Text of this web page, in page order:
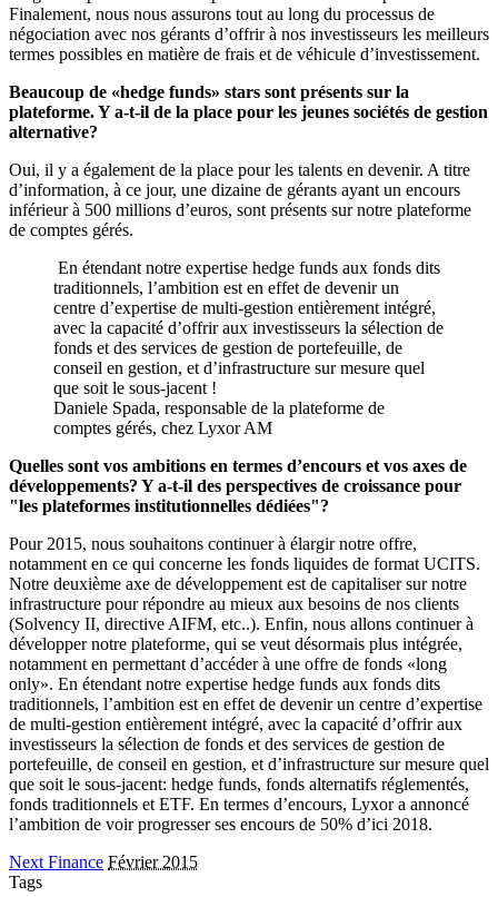
Finalement, nous nous assurons tout au long du processus de
négociation avec nos gérants d’offrir à nos investisseurs les meilleurs
termes possibles en matière de frais et de véhicule d’investissement.
Beaucoup de «hedge funds» stars sont présents sur la
plateforme. Y a-t-il de la place pour les jeunes sociétés de gestion
alternative?
Oui, il y a également de la place pour les talents en devenir. A titre
d’information, à ce jour, une dizaine de gérants ayant un encours
inférieur à 500 millions d’euros, sont présents sur notre plateforme
de comptes gérés.
En étendant notre expertise hedge funds aux fonds dits
traditionnels, l’ambition est en effet de devenir un
centre d’expertise de multi-gestion entièrement intégré,
avec la capacité d’offrir aux investisseurs la sélection de
fonds et des services de gestion de portefeuille, de
conseil en gestion, et d’infrastructure sur mesure quel
que soit le sous-jacent !
Daniele Spada, responsable de la plateforme de
comptes gérés, chez Lyxor AM
Quelles sont vos ambitions en termes d’encours et vos axes de
développements? Y a-t-il des perspectives de croissance pour
"les plateformes institutionnelles dédiées"?
Pour 2015, nous souhaitons continuer à élargir notre offre,
notamment en ce qui concerne les fonds liquides de format UCITS.
Notre deuxième axe de développement est de capitaliser sur notre
infrastructure pour répondre au mieux aux besoins de nos clients
(Solvency II, directive AIFM, etc..). Enfin, nous allons continuer à
développer notre plateforme, qui se veut désormais plus intégrée,
notamment en permettant d’accéder à une offre de fonds «long
only». En étendant notre expertise hedge funds aux fonds dits
traditionnels, l’ambition est en effet de devenir un centre d’expertise
de multi-gestion entièrement intégré, avec la capacité d’offrir aux
investisseurs la sélection de fonds et des services de gestion de
portefeuille, de conseil en gestion, et d’infrastructure sur mesure quel
que soit le sous-jacent: hedge funds, fonds alternatifs réglementés,
fonds traditionnels et ETF. En termes d’encours, Lyxor a annoncé
l’ambition de voir progresser ses encours de 50% d’ici 2018.
Next Finance Février 2015
Tags